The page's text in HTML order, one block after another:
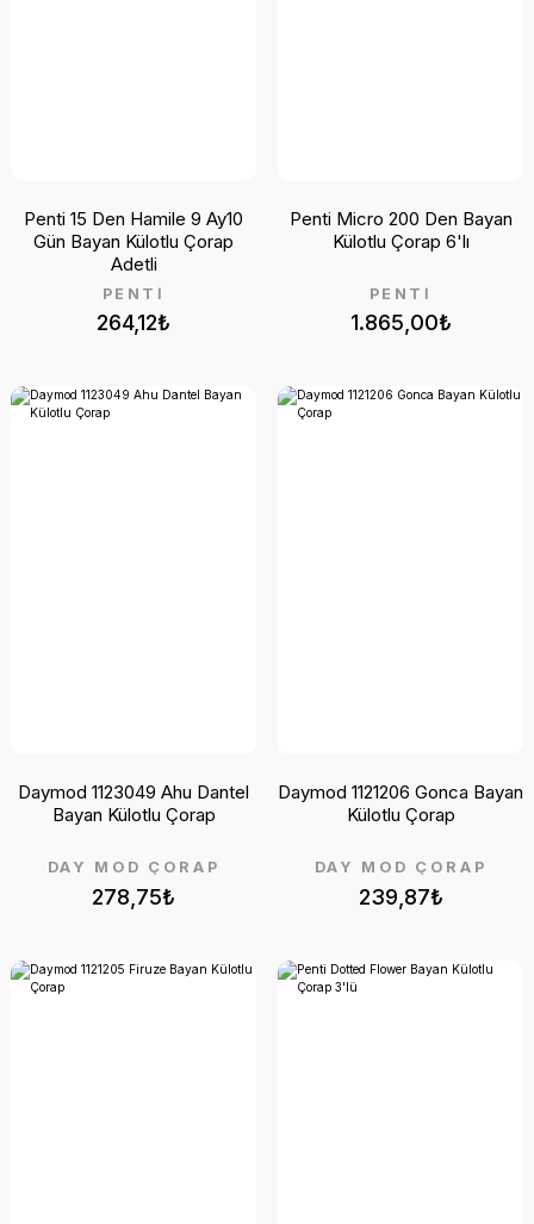
264,12₺
PENTİ
Penti 15 Den Hamile 9 Ay10
Gün Bayan Külotlu Çorap
Adetli
1.865,00₺
PENTİ
Penti Micro 200 Den Bayan
Külotlu Çorap 6'lı
278,75₺
DAY MOD ÇORAP
Daymod 1123049 Ahu Dantel
Bayan Külotlu Çorap
239,87₺
DAY MOD ÇORAP
Daymod 1121206 Gonca Bayan
Külotlu Çorap